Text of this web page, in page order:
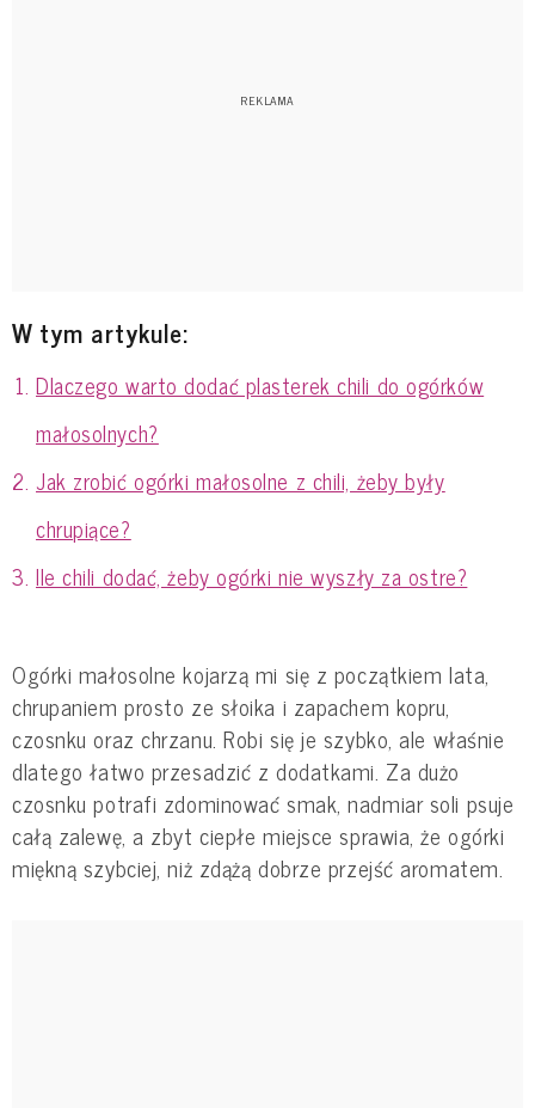
W tym artykule:
Dlaczego warto dodać plasterek chili do ogórków
małosolnych?
Jak zrobić ogórki małosolne z chili, żeby były
chrupiące?
Ile chili dodać, żeby ogórki nie wyszły za ostre?
Ogórki małosolne kojarzą mi się z początkiem lata,
chrupaniem prosto ze słoika i zapachem kopru,
czosnku oraz chrzanu. Robi się je szybko, ale właśnie
dlatego łatwo przesadzić z dodatkami. Za dużo
czosnku potrafi zdominować smak, nadmiar soli psuje
całą zalewę, a zbyt ciepłe miejsce sprawia, że ogórki
miękną szybciej, niż zdążą dobrze przejść aromatem.